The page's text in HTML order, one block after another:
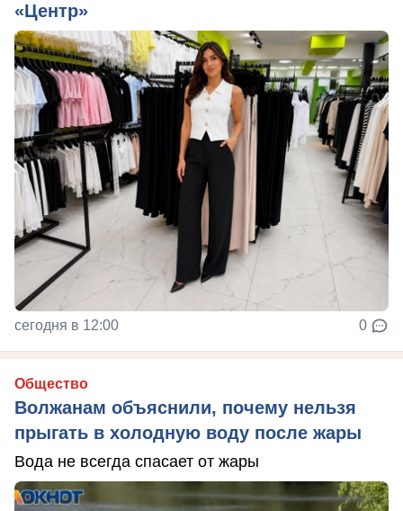
«Центр»
сегодня в 12:00 0
Общество
Волжанам объяснили, почему нельзя
прыгать в холодную воду после жары
Вода не всегда спасает от жары